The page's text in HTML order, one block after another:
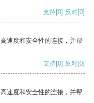
支持[0] 反对[0]
速度和安全性的连接，并帮
支持[0] 反对[0]
速度和安全性的连接，并帮